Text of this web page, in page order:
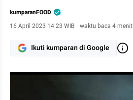
kumparanFOOD
16 April 2023 14:23 WIB · waktu baca 4 menit
Ikuti kumparan di Google